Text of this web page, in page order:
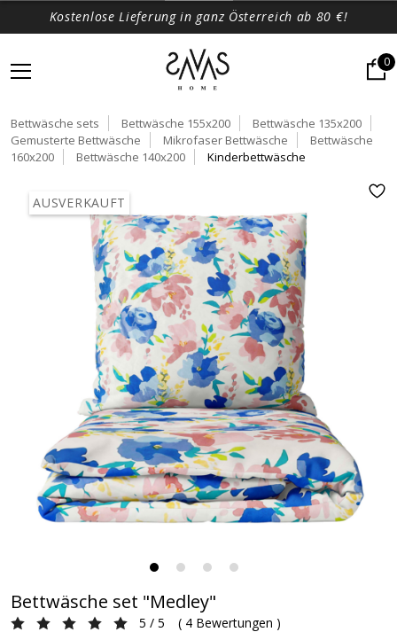
Kostenlose Lieferung in ganz Österreich ab 80 €!
0
Bettwäsche sets Bettwäsche 155x200
Bettwäsche 135x200
Gemusterte Bettwäsche
Mikrofaser Bettwäsche
Bettwäsche
160x200
Bettwäsche 140x200 Kinderbettwäsche
AUSVERKAUFT
Bettwäsche set "Medley"
5 / 5 ( 4 Bewertungen )